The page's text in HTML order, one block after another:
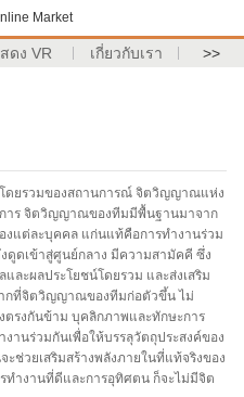
Market
ดง VR เกี่ยวกับเรา >>
ดยรวมของสถานการณ์ จิตวิญญาณแห่ง
าร จิตวิญญาณของทีมมีพื้นฐานมาจาก
งแต่ละบุคคล แก่นแท้คือการทำงานร่วม
ดูดเข้าสู่ศูนย์กลาง มีความสามัคคี ซึ่ง
ละผลประโยชน์โดยรวม และส่งเสริม
กที่จิตวิญญาณของทีมก่อตัวขึ้น ไม่
ตรงกันข้าม บุคลิกภาพและทักษะการ
านร่วมกันเพื่อให้บรรลุวัตถุประสงค์ของ
ช่วยเสริมสร้างพลังภายในที่แท้จริงของ
ำงานที่ดีและการอุทิศตน ก็จะไม่มีจิต